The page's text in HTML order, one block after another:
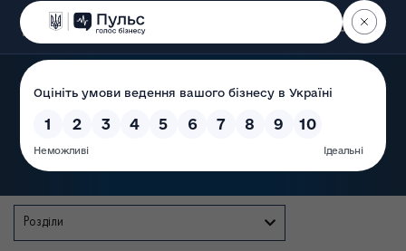
Пошук
Розділи